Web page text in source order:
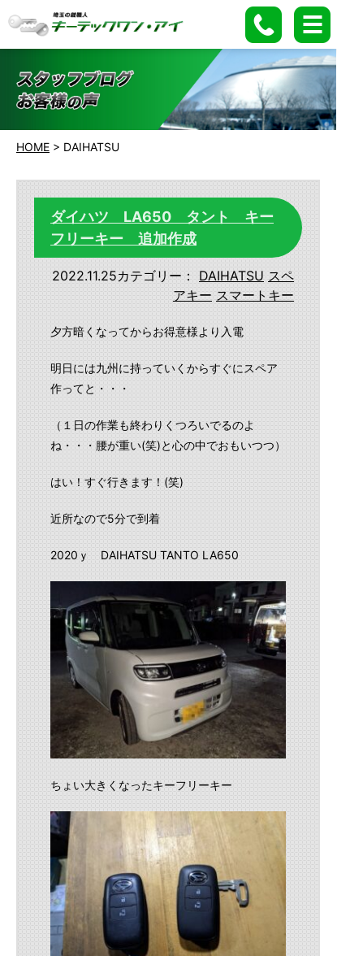
HOME > DAIHATSU
ダイハツ LA650 タント キー
フリーキー 追加作成
2022.11.25カテゴリー： DAIHATSU スペ
アキー スマートキー
夕方暗くなってからお得意様より入電
明日には九州に持っていくからすぐにスペア
作ってと・・・
（１日の作業も終わりくつろいでるのよ
ね・・・腰が重い(笑)と心の中でおもいつつ）
はい！すぐ行きます！(笑)
近所なので5分で到着
2020ｙ DAIHATSU TANTO LA650
ちょい大きくなったキーフリーキー